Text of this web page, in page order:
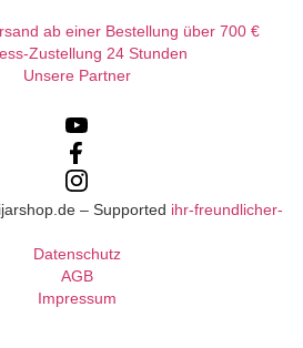
ab einer Bestellung über 700 €
Zustellung 24 Stunden
Unsere Partner
– Supported ihr-freundlicher-
Datenschutz
AGB
Impressum